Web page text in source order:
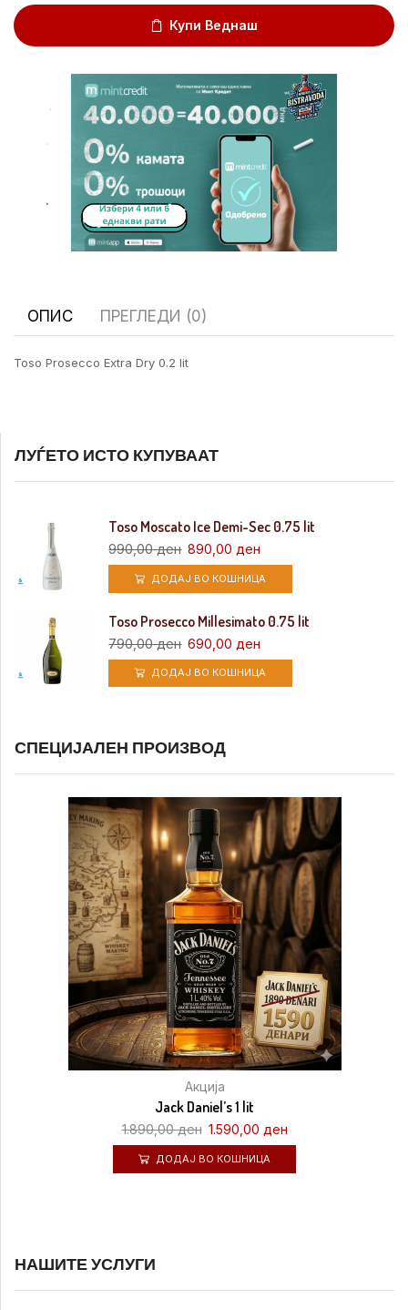
Купи Веднаш
.
.
.
ОПИС ПРЕГЛЕДИ (0)
Toso Prosecco Extra Dry 0.2 lit
ЛУЃЕТО ИСТО КУПУВААТ
Toso Moscato Ice Demi-Sec 0.75 lit
990,00ден 890,00 ден
ДОДАЈ ВО КОШНИЦА
Toso Prosecco Millesimato 0.75 lit
790,00ден 690,00 ден
ДОДАЈ ВО КОШНИЦА
СПЕЦИЈАЛЕН ПРОИЗВОД
Акција
Jack Daniel’s 1 lit
1.890,00ден 1.590,00 ден
ДОДАЈ ВО КОШНИЦА
НАШИТЕ УСЛУГИ